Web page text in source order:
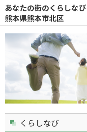
あなたの街のくらしなび
熊本県熊本市北区
くらしなび